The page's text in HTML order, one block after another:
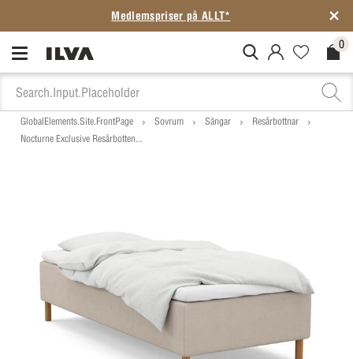
Medlemspriser på ALLT*
MitIlva.Login 0
GlobalElements.Site.FrontPage Sovrum Sängar
Resårbottnar
Nocturne Exclusive Resårbotten...